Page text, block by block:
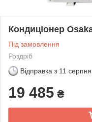
Кондиціонер
Під замовлення
Роздріб
Відправка з 11
19 485 ₴